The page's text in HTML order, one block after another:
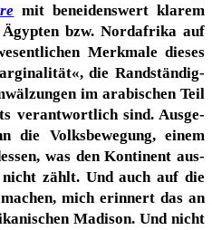
mit benei­dens­wert kla­rem
bzw. Nord­afri­ka auf
Merk­ma­le die­ses
die Rand­stän­dig­
im ara­bi­schen Teil
ver­ant­wort­lich sind. Aus­ge­
die Volks­be­we­gung, einem
was den Kon­ti­nent aus­
zählt. Und auch auf die
mich erin­nert das an
Madi­son. Und nicht